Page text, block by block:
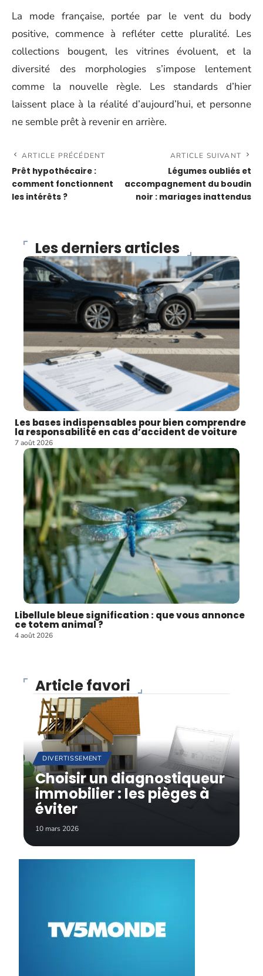
La mode française, portée par le vent du body
positive, commence à refléter cette pluralité. Les
collections bougent, les vitrines évoluent, et la
diversité des morphologies s’impose lentement
comme la nouvelle règle. Les standards d’hier
laissent place à la réalité d’aujourd’hui, et personne
ne semble prêt à revenir en arrière.
ARTICLE PRÉCÉDENT
Prêt hypothécaire :
comment fonctionnent
les intérêts ?
ARTICLE SUIVANT
Légumes oubliés et
accompagnement du boudin
noir : mariages inattendus
Les derniers articles
Les bases indispensables pour bien comprendre
la responsabilité en cas d’accident de voiture
7 août 2026
Libellule bleue signification : que vous annonce
ce totem animal ?
4 août 2026
Article favori
DIVERTISSEMENT
Choisir un diagnostiqueur
immobilier : les pièges à
éviter
10 mars 2026